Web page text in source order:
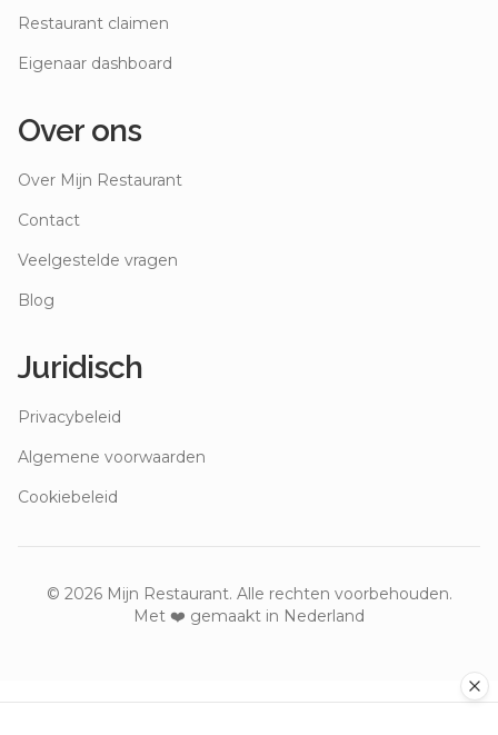
Restaurant claimen
Eigenaar dashboard
Over ons
Over Mijn Restaurant
Contact
Veelgestelde vragen
Blog
Juridisch
Privacybeleid
Algemene voorwaarden
Cookiebeleid
© 2026Mijn Restaurant. Alle rechten voorbehouden.
Met ❤️ gemaakt in Nederland